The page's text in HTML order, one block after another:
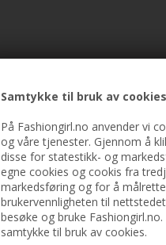
Samtykke til bruk av cookies
På Fashiongirl.no anvender vi
og våre tjenester. Gjennom å
disse for statestikk- og
egne cookies og cookis fra
markedsføring og for å
brukervennligheten til
besøke og bruke
samtykke til bruk av cookies.